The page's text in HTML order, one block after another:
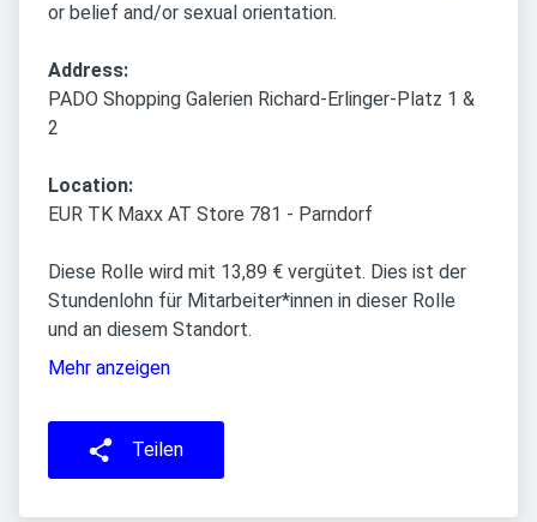
or belief and/or sexual orientation.
Address:
PADO Shopping Galerien Richard-Erlinger-Platz 1 &
2
Location:
EUR TK Maxx AT Store 781 - Parndorf
Diese Rolle wird mit 13,89 € vergütet. Dies ist der
Stundenlohn für Mitarbeiter*innen in dieser Rolle
und an diesem Standort.
Mehr anzeigen
Teilen